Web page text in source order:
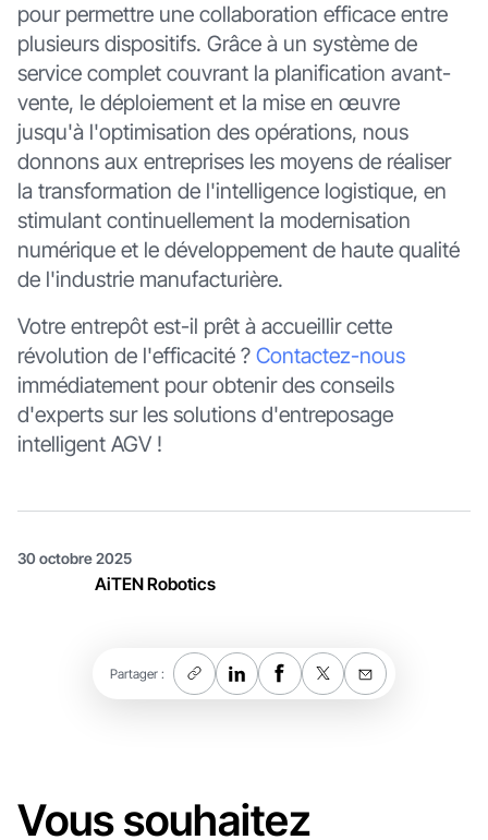
pour permettre une collaboration efficace entre
plusieurs dispositifs. Grâce à un système de
service complet couvrant la planification avant-
vente, le déploiement et la mise en œuvre
jusqu'à l'optimisation des opérations, nous
donnons aux entreprises les moyens de réaliser
la transformation de l'intelligence logistique, en
stimulant continuellement la modernisation
numérique et le développement de haute qualité
de l'industrie manufacturière.
Votre entrepôt est-il prêt à accueillir cette
révolution de l'efficacité ? Contactez-nous
immédiatement pour obtenir des conseils
d'experts sur les solutions d'entreposage
intelligent AGV !
30 octobre 2025
AiTEN Robotics
Partager :
Vous souhaitez